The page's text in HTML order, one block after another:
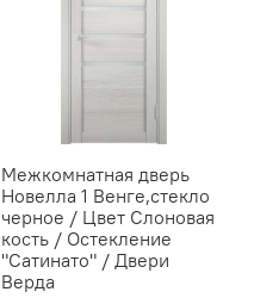
Межкомнатная дверь
Новелла 1 Венге,стекло
черное / Цвет Слоновая
кость / Остекление
"Сатинато" / Двери
Верда